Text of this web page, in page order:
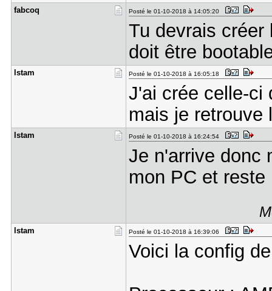
fabcoq Posté le 01-10-2018 à 14:05:20
Tu devrais
doit être
lstam Posté le 01-10-2018 à 16:05:18
J'ai crée celle-ci
mais je retrouve
lstam Posté le 01-10-2018 à 16:24:54
Je n'arrive donc
mon PC et
lstam Posté le 01-10-2018 à 16:39:06
Voici la config